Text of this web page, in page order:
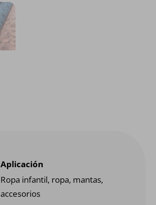
Aplicación
Ropa infantil, ropa, mantas,
accesorios